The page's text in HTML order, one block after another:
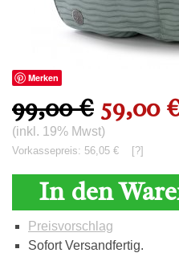
Merken
99,00 € 59,00
(inkl. 19% Mwst)
Vorkassepreis: 56,05 € [?]
In den
Preisvorschlag
Sofort Versandfertig.